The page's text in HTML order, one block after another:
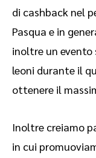
di cashback nel
Pasqua e in
inoltre un evento
leoni durante il
ottenere il
Inoltre creiamo
in cui